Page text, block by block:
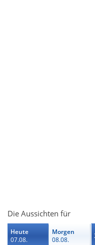
Die Aussichten für
Heute
07.08.
Morgen
08.08.